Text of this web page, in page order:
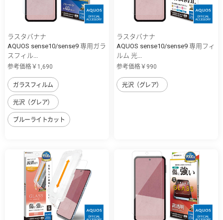
ラスタバナナ
AQUOS sense10/sense9 専用ガラ
スフィル...
参考価格￥1,690
ガラスフィルム
光沢（グレア）
ブルーライトカット
ラスタバナナ
AQUOS sense10/sense9 専用フィ
ルム 光...
参考価格￥990
光沢（グレア）